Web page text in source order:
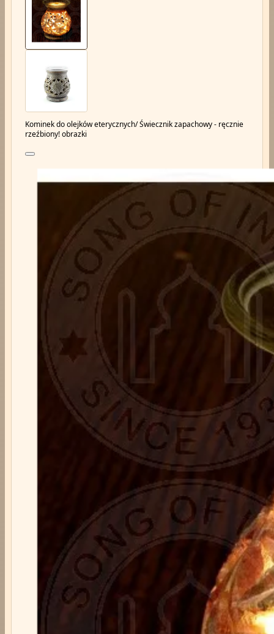
Kominek do olejków eterycznych/ Świecznik zapachowy - ręcznie
rzeźbiony! obrazki